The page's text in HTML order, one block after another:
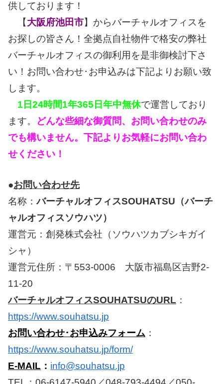
供しております！
【大阪府池田市】からバーチャルオフィスを
お探しの皆さん！全拠点自社物件で格安の弊社
バーチャルオフィスの御利用を是非御検討下さ
い！お問い合わせ･お申込みは下記よりお願い致
します。
1日24時間1年365日年中無休で運営しており
ます。
どんな些細な御質問、お問い合わせのみ
でも構いません。下記よりお気軽にお問い合わ
せください！
●お問い合わせ先
名称：バーチャルオフィスSOUHATSU（バーチ
ャルオフィスソウハツ）
運営元：創発株式会社（ソウハツカブシキガイ
シャ）
運営元住所：〒553-0006 大阪市福島区吉野2-
11-20
バーチャルオフィスSOUHATSUのURL ：
https://www.souhatsu.jp
お問い合わせ･お申込みフォーム ：
https://www.souhatsu.jp/form/
E-MAIL ： info@souhatsu.jp